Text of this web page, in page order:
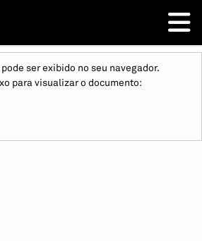
ser exibido no seu navegador.
para visualizar o documento: